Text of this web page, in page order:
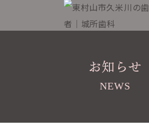
お知らせ
NEWS